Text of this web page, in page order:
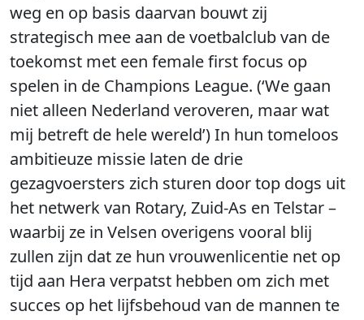
weg en op basis daarvan bouwt zij
strategisch mee aan de voetbalclub van de
toekomst met een female first focus op
spelen in de Champions League. (‘We gaan
niet alleen Nederland veroveren, maar wat
mij betreft de hele wereld’) In hun tomeloos
ambitieuze missie laten de drie
gezagvoersters zich sturen door top dogs uit
het netwerk van Rotary, Zuid-As en Telstar –
waarbij ze in Velsen overigens vooral blij
zullen zijn dat ze hun vrouwenlicentie net op
tijd aan Hera verpatst hebben om zich met
succes op het lijfsbehoud van de mannen te